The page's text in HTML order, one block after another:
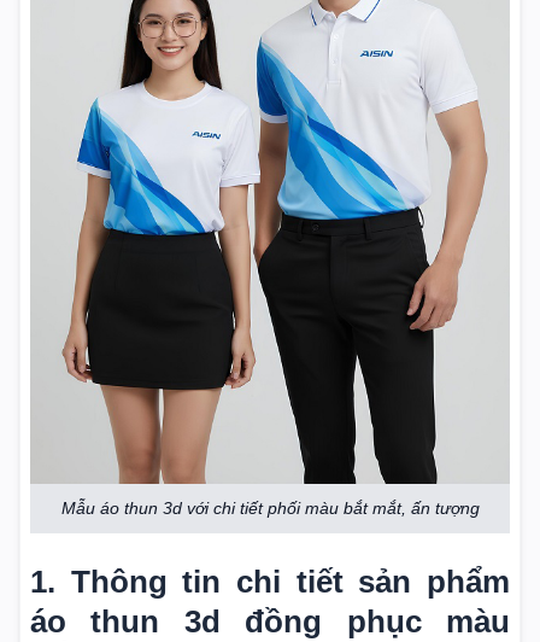
Mẫu áo thun 3d với chi tiết phối màu bắt mắt, ấn tượng
1. Thông tin chi tiết sản phẩm
áo thun 3d đồng phục màu